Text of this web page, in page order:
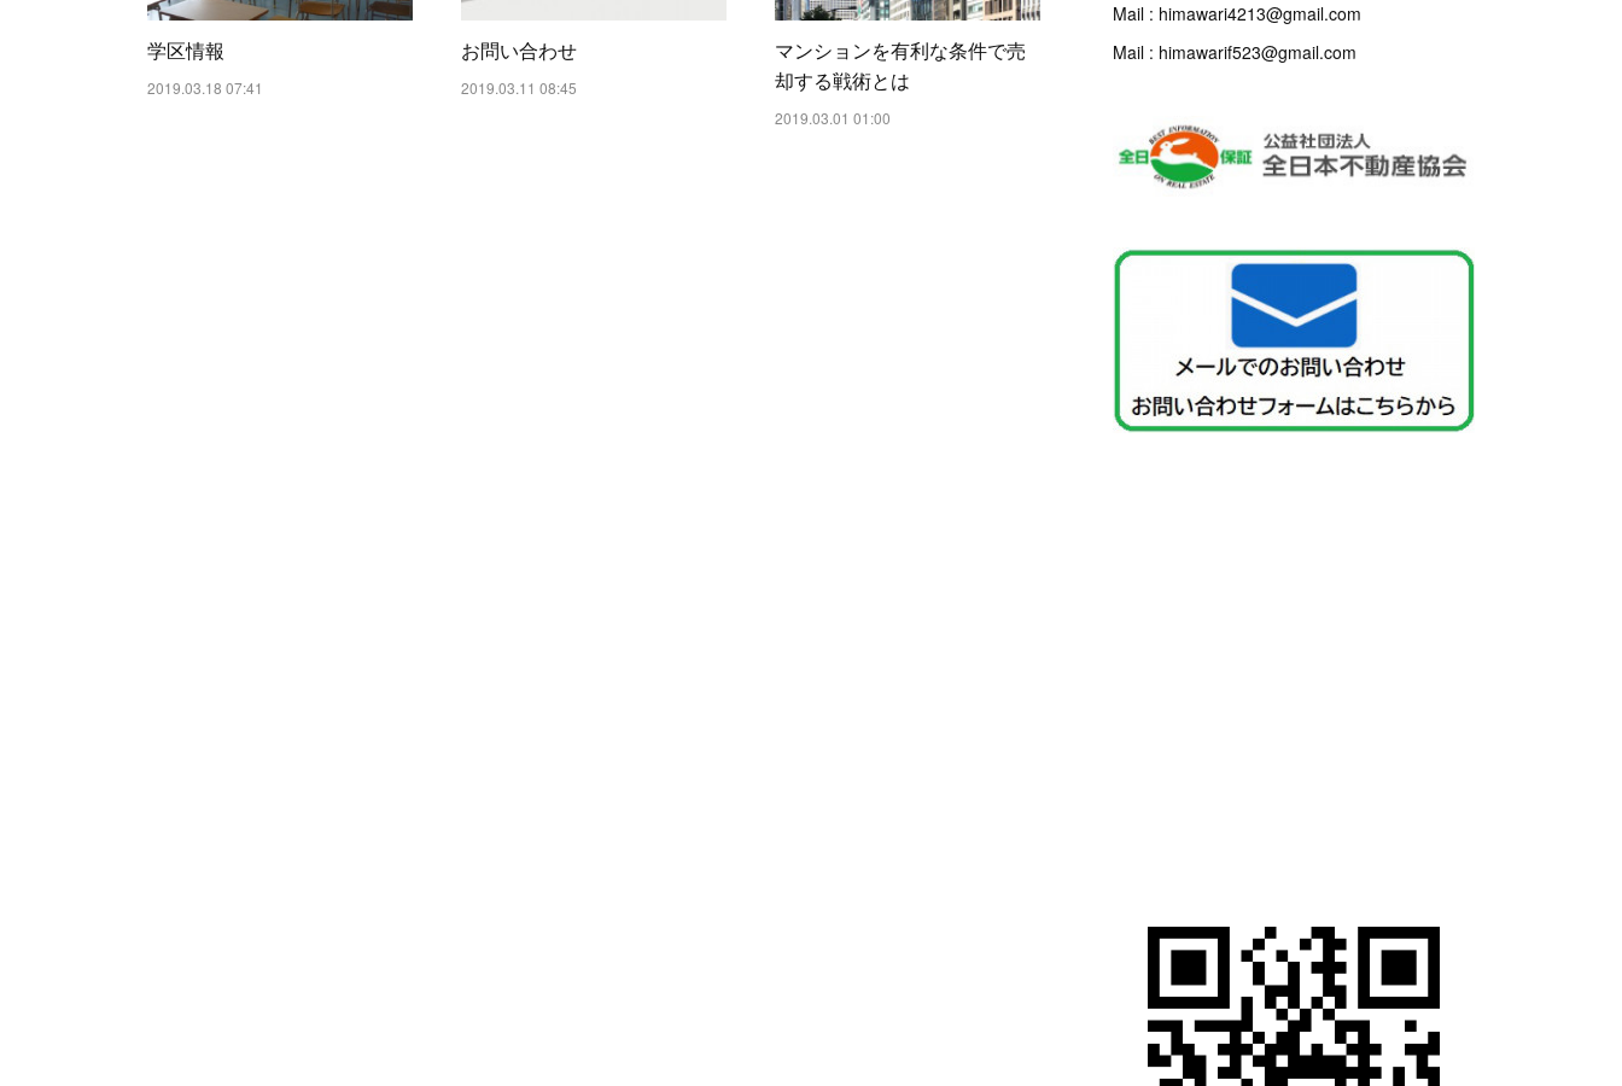
学区情報
2019.03.18 07:41
お問い合わせ
2019.03.11 08:45
マンションを有利な条件で売
却する戦術とは
2019.03.01 01:00
Mail : himawari4213@gmail.com
Mail : himawarif523@gmail.com